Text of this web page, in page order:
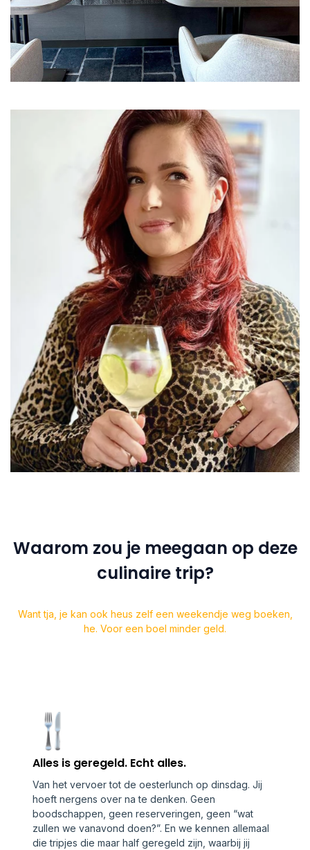
Waarom zou je meegaan op deze
culinaire trip?
Want tja, je kan ook heus zelf een weekendje weg boeken,
he. Voor een boel minder geld.
Alles is geregeld. Echt alles.
Van het vervoer tot de oesterlunch op dinsdag. Jij
hoeft nergens over na te denken. Geen
boodschappen, geen reserveringen, geen “wat
zullen we vanavond doen?”. En we kennen allemaal
die tripjes die maar half geregeld zijn, waarbij jij